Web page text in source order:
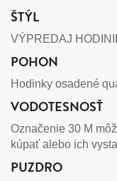
ŠTÝL
VÝPREDAJ
POHON
Hodinky osadené
VODOTESNOSŤ
Označenie 30 M
kúpať alebo ich
PUZDRO